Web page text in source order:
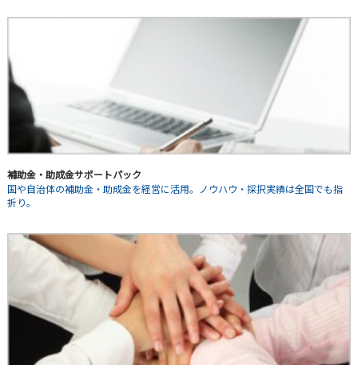
補助金・助成金サポートパック
国や自治体の補助金・助成金を経営に活用。ノウハウ・採択実績は全国でも指
折り。